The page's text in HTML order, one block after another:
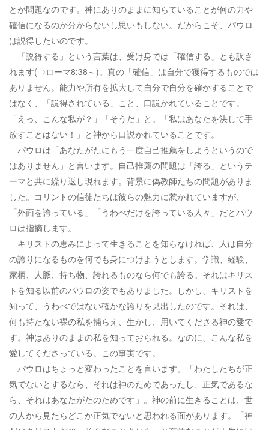
とが問題なのです。神にありのままに知らていることが何の力や
確信になるのか分からないし思いもしない。だからこそ、パウロ
は説得したいのです。
「説得する」という言葉は、受け身では「確信する」とも訳さ
れます(⇒ローマ8:38～)。真の「確信」は自分で獲得するものでは
ありません。能力や所有を拡大して自分で自分を確かすることで
はなく、「説得されている」こと、口説かれていることです。
「えっ、こんな私が？」「そうだ」と。「私はあなたを決して手
放すことはない！」と神から口説かれていることです。
パウロは「あなたがたにもう一度自己推薦をしようというので
はありません」と言います。自己推薦の問題は「誇る」というテ
ーマと共に繰り返し現れます。背景に偽教師たちの問題がありま
した。コリントの信徒たちは彼らの魅力に惹かれていますが、
「外面を誇っている」「うわべだけを誇っている人々」だとパウ
ロは指摘します。
キリストの恵みによって生きることを知らなければ、人は自分
の誇りになるものを何でも身につけようとします。学識、経験、
家柄、人脈、持ち物、誇れるものなら何でも誇る。それはキリス
トを知る以前のパウロの姿でもありました。しかし、キリストを
知って、うわべではない確かな誇りを見出したのです。それは、
何も持たない裸の私を捕らえ、生かし、用いてくださる神の愛で
す。神はありのままの私を知っておられる。なのに、こんな私を
愛してくださっている。この事実です。
パウロはちょっと変わったことを言います。「わたしたちが正
気でないとするなら、それは神のためであったし、正気であるな
ら、それはあなたがたのためです」。神の前に生きることは、世
の人から見たらどこか正気でないと思われる面があります。「神